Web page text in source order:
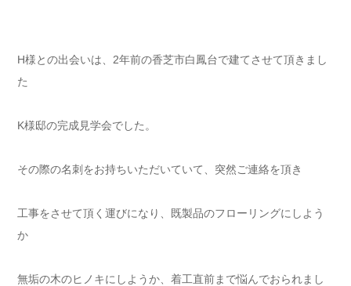
H様との出会いは、2年前の香芝市白鳳台で建てさせて頂きまし
た
K様邸の完成見学会でした。
その際の名刺をお持ちいただいていて、突然ご連絡を頂き
工事をさせて頂く運びになり、既製品のフローリングにしよう
か
無垢の木のヒノキにしようか、着工直前まで悩んでおられまし